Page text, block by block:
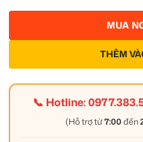
THÊM
MUA
📞 Hotline:
(Hỗ trợ từ7:00 đến